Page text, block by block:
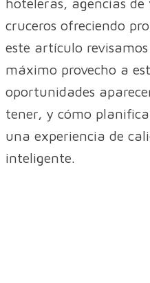
hoteleras, agencias
cruceros ofreciendo
este artículo
máximo provecho a
oportunidades
tener, y cómo
una experiencia de
inteligente.